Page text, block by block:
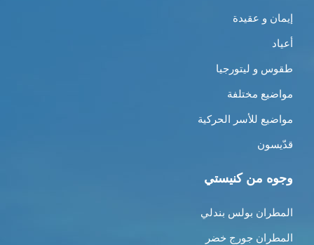
إيمان و عقيدة
أعياد
طقوس و ليتورجيا
مواضيع مختلفة
مواضيع للأسر الحركية
قدّيسون
وجوه من كنيستي
المطران بولس بندلي
المطران جورج خضر